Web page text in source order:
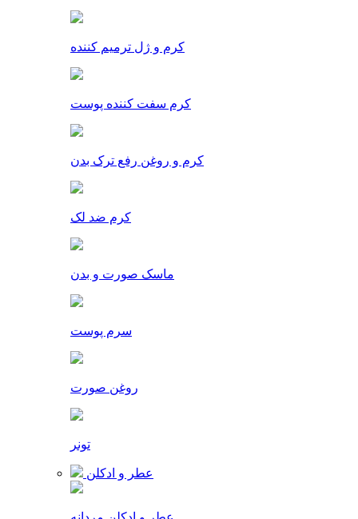
کرم و ژل ترمیم کننده
کرم سفت کننده پوست
کرم و روغن رفع ترک بدن
کرم ضد لک
ماسک صورت و بدن
سرم پوست
روغن صورت
تونر
عطر و ادکلن